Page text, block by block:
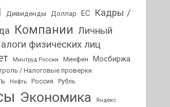
Дивиденды Доллар ЕС
Кадры /
Компании Личный
физических лиц
Минтруд России Минфин Мосбиржа
/ Налоговые проверки
Нефть Россия Рубль
Экономика Яндекс